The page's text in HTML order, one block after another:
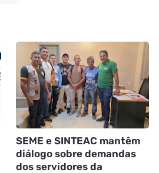
SEME e SINTEAC mantêm
diálogo sobre demandas
dos servidores da